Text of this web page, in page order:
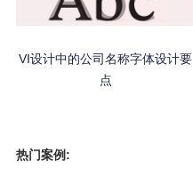
VI设计中的公司名称字体设计要
点
热门案例: